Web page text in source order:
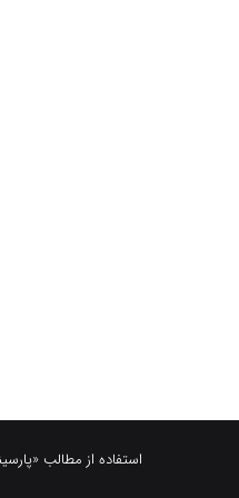
استفاده از مطالب